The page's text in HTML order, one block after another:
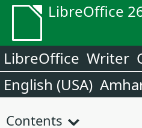
LibreOffice
LibreOffice Writer
English (USA)
Contents